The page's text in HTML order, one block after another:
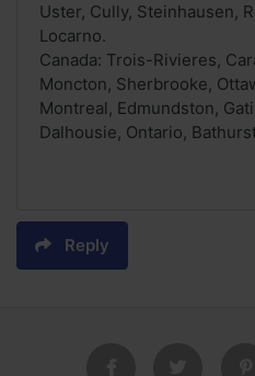
Uster, Cully, Steinhausen,
Locarno.
Canada: Trois-Rivieres,
Moncton, Sherbrooke,
Montreal, Edmundston,
Dalhousie, Ontario,
Reply